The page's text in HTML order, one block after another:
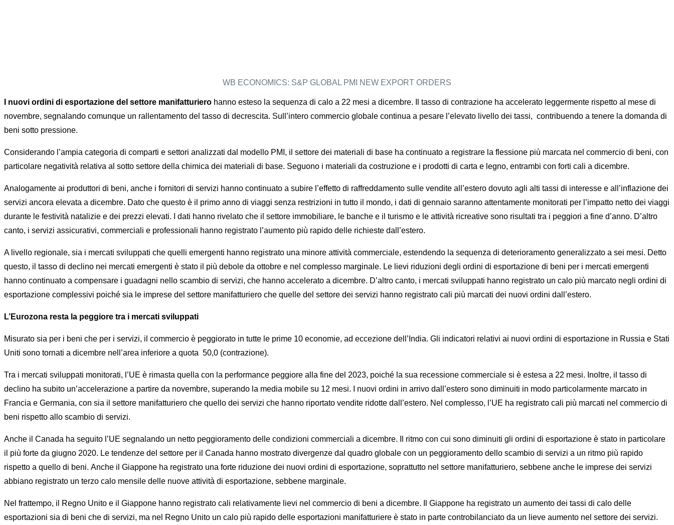
WB ECONOMICS: S&P GLOBAL PMI NEW EXPORT ORDERS
I nuovi ordini di esportazione del settore manifatturiero hanno esteso la sequenza di calo a 22 mesi a dicembre. Il tasso di contrazione ha accelerato leggermente rispetto al mese di
novembre, segnalando comunque un rallentamento del tasso di decrescita. Sull’intero commercio globale continua a pesare l’elevato livello dei tassi, contribuendo a tenere la domanda di
beni sotto pressione.
Considerando l’ampia categoria di comparti e settori analizzati dal modello PMI, il settore dei materiali di base ha continuato a registrare la flessione più marcata nel commercio di beni, con
particolare negatività relativa al sotto settore della chimica dei materiali di base. Seguono i materiali da costruzione e i prodotti di carta e legno, entrambi con forti cali a dicembre.
Analogamente ai produttori di beni, anche i fornitori di servizi hanno continuato a subire l’effetto di raffreddamento sulle vendite all’estero dovuto agli alti tassi di interesse e all’inflazione dei
servizi ancora elevata a dicembre. Dato che questo è il primo anno di viaggi senza restrizioni in tutto il mondo, i dati di gennaio saranno attentamente monitorati per l’impatto netto dei viaggi
durante le festività natalizie e dei prezzi elevati. I dati hanno rivelato che il settore immobiliare, le banche e il turismo e le attività ricreative sono risultati tra i peggiori a fine d’anno. D’altro
canto, i servizi assicurativi, commerciali e professionali hanno registrato l’aumento più rapido delle richieste dall’estero.
A livello regionale, sia i mercati sviluppati che quelli emergenti hanno registrato una minore attività commerciale, estendendo la sequenza di deterioramento generalizzato a sei mesi. Detto
questo, il tasso di declino nei mercati emergenti è stato il più debole da ottobre e nel complesso marginale. Le lievi riduzioni degli ordini di esportazione di beni per i mercati emergenti
hanno continuato a compensare i guadagni nello scambio di servizi, che hanno accelerato a dicembre. D’altro canto, i mercati sviluppati hanno registrato un calo più marcato negli ordini di
esportazione complessivi poiché sia ​​le imprese del settore manifatturiero che quelle del settore dei servizi hanno registrato cali più marcati dei nuovi ordini dall’estero.
L’Eurozona resta la peggiore tra i mercati sviluppati
Misurato sia per i beni che per i servizi, il commercio è peggiorato in tutte le prime 10 economie, ad eccezione dell’India. Gli indicatori relativi ai nuovi ordini di esportazione in Russia e Stati
Uniti sono tornati a dicembre nell’area inferiore a quota 50,0 (contrazione).
Tra i mercati sviluppati monitorati, l’UE è rimasta quella con la performance peggiore alla fine del 2023, poiché la sua recessione commerciale si è estesa a 22 mesi. Inoltre, il tasso di
declino ha subito un’accelerazione a partire da novembre, superando la media mobile su 12 mesi. I nuovi ordini in arrivo dall’estero sono diminuiti in modo particolarmente marcato in
Francia e Germania, con sia il settore manifatturiero che quello dei servizi che hanno riportato vendite ridotte dall’estero. Nel complesso, l’UE ha registrato cali più marcati nel commercio di
beni rispetto allo scambio di servizi.
Anche il Canada ha seguito l’UE segnalando un netto peggioramento delle condizioni commerciali a dicembre. Il ritmo con cui sono diminuiti gli ordini di esportazione è stato in particolare
il più forte da giugno 2020. Le tendenze del settore per il Canada hanno mostrato divergenze dal quadro globale con un peggioramento dello scambio di servizi a un ritmo più rapido
rispetto a quello di beni. Anche il Giappone ha registrato una forte riduzione dei nuovi ordini di esportazione, soprattutto nel settore manifatturiero, sebbene anche le imprese dei servizi
abbiano registrato un terzo calo mensile delle nuove attività di esportazione, sebbene marginale.
Nel frattempo, il Regno Unito e il Giappone hanno registrato cali relativamente lievi nel commercio di beni a dicembre. Il Giappone ha registrato un aumento dei tassi di calo delle
esportazioni sia di beni che di servizi, ma nel Regno Unito un calo più rapido delle esportazioni manifatturiere è stato in parte controbilanciato da un lieve aumento nel settore dei servizi.